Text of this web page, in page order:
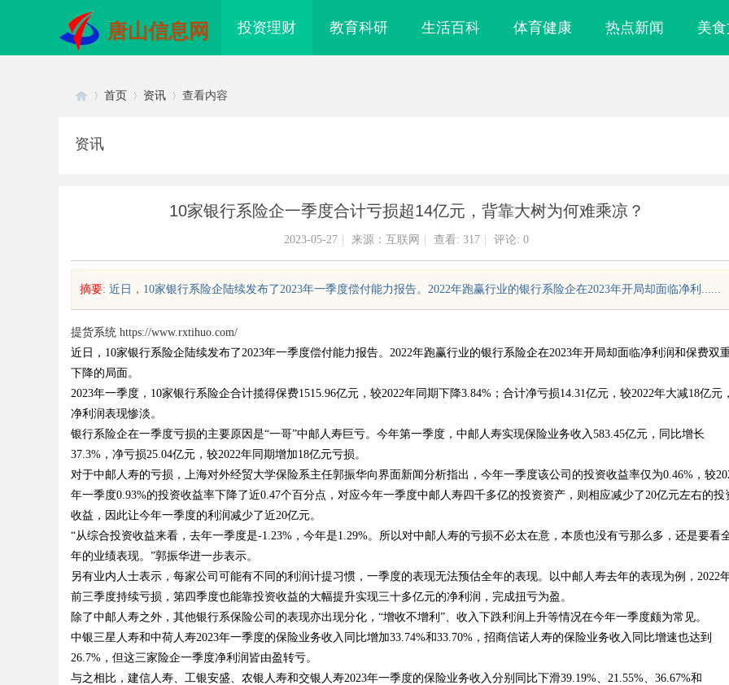
唐山信息网 投资理财 教育科研 生活百科 体育健康 热点新闻 美
sc
uz
!
首页 资讯 查看内容
资讯
10家银行系险企一季度合计亏损超14亿元，背靠大树为何难乘凉？
2023-05-27 来源：互联网 查看: 317 评论: 0
摘要: 近日，10家银行系险企陆续发布了2023年一季度偿付能力报告。2022年跑赢行业的银行系险企在2023年开局却面临净利......
提货系统 https://www.rxtihuo.com/
近日，10家银行系险企陆续发布了2023年一季度偿付能力报告。2022年跑赢行业的银行系险企在2023年开局却面临净利润和保费双
下降的局面。
2023年一季度，10家银行系险企合计揽得保费1515.96亿元，较2022年同期下降3.84%；合计净亏损14.31亿元，较2022年大减18亿元
净利润表现惨淡。
银行系险企在一季度亏损的主要原因是“一哥”中邮人寿巨亏。今年第一季度，中邮人寿实现保险业务收入583.45亿元，同比增长
37.3%，净亏损25.04亿元，较2022年同期增加18亿元亏损。
对于中邮人寿的亏损，上海对外经贸大学保险系主任郭振华向界面新闻分析指出，今年一季度该公司的投资收益率仅为0.46%，较
年一季度0.93%的投资收益率下降了近0.47个百分点，对应今年一季度中邮人寿四千多亿的投资资产，则相应减少了20亿元左右的投
收益，因此让今年一季度的利润减少了近20亿元。
“从综合投资收益来看，去年一季度是-1.23%，今年是1.29%。所以对中邮人寿的亏损不必太在意，本质也没有亏那么多，还是要看
年的业绩表现。”郭振华进一步表示。
另有业内人士表示，每家公司可能有不同的利润计提习惯，一季度的表现无法预估全年的表现。以中邮人寿去年的表现为例，2022
前三季度持续亏损，第四季度也能靠投资收益的大幅提升实现三十多亿元的净利润，完成扭亏为盈。
除了中邮人寿之外，其他银行系保险公司的表现亦出现分化，“增收不增利”、收入下跌利润上升等情况在今年一季度颇为常见。
中银三星人寿和中荷人寿2023年一季度的保险业务收入同比增加33.74%和33.70%，招商信诺人寿的保险业务收入同比增速也达到
26.7%，但这三家险企一季度净利润皆由盈转亏。
与之相比，建信人寿、工银安盛、农银人寿和交银人寿2023年一季度的保险业务收入分别同比下滑39.19%、21.55%、36.67%和
贝净 AC 国际医疗实验室，标准化研
发体系全解析
3d激光内雕机：精密雕刻与创新应用 武汉配眼镜 上海配眼镜